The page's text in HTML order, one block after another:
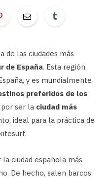
de las ciudades más
de España. Esta región
y es mundialmente
preferidos de los
por ser la ciudad más
ideal para la práctica de
ciudad española más
De hecho, salen barcos